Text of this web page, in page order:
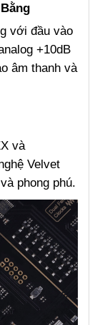
với đầu vào
+10dB
âm thanh và
và
Velvet
phong phú.